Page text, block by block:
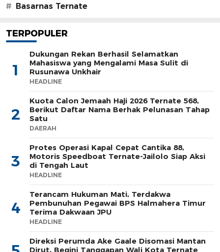
# Basarnas Ternate
TERPOPULER
1
Dukungan Rekan Berhasil Selamatkan
Mahasiswa yang Mengalami Masa Sulit di
Rusunawa Unkhair
HEADLINE
2
Kuota Calon Jemaah Haji 2026 Ternate 568,
Berikut Daftar Nama Berhak Pelunasan Tahap
Satu
DAERAH
3
Protes Operasi Kapal Cepat Cantika 88,
Motoris Speedboat Ternate-Jailolo Siap Aksi
di Tengah Laut
HEADLINE
4
Terancam Hukuman Mati, Terdakwa
Pembunuhan Pegawai BPS Halmahera Timur
Terima Dakwaan JPU
HEADLINE
Direksi Perumda Ake Gaale Disomasi Mantan
Dirut, Begini Tanggapan Wali Kota Ternate